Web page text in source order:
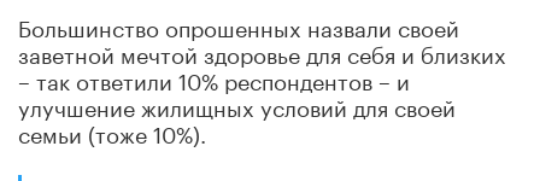
Большинство опрошенных назвали своей
заветной мечтой здоровье для себя и близких
– так ответили 10% респондентов – и
улучшение жилищных условий для своей
семьи (тоже 10%).